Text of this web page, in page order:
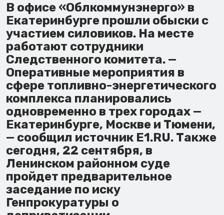
В офисе «Облкоммунэнерго» в
Екатеринбурге прошли обыски с
участием силовиков. На месте
работают сотрудники
Следственного комитета. —
Оперативные мероприятия в
сфере топливно-энергетического
комплекса планировались
одновременно в трех городах —
Екатеринбурге, Москве и Тюмени,
— сообщил источник E1.RU. Также
сегодня, 22 сентября, в
Ленинском районном суде
пройдет предварительное
заседание по иску
Генпрокуратуры о